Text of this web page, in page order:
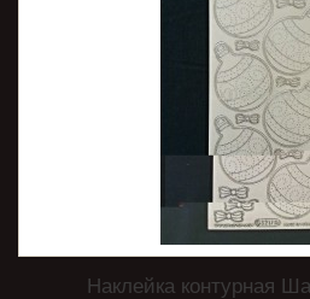
Наклейка контурная